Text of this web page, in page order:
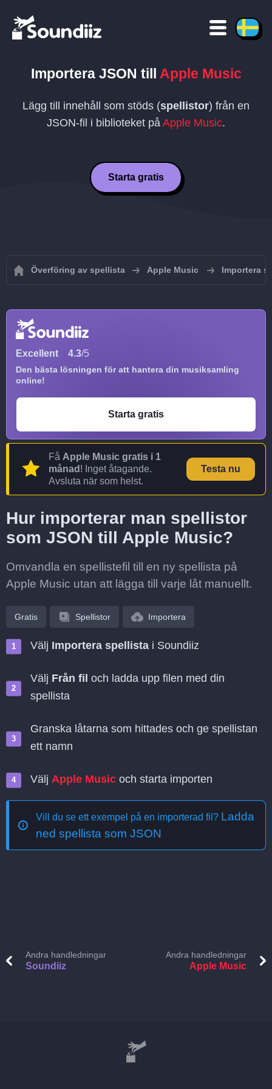
Importera JSON till Apple Music
Lägg till innehåll som stöds (spellistor) från en
JSON-fil i biblioteket på Apple Music.
Starta gratis
Överföring av spellista Apple Music Importera
Excellent 4.3/5
Den bästa lösningen för att hantera din musiksamling
online!
Starta gratis
Få Apple Music gratis i 1
månad ! Inget åtagande.
Avsluta när som helst.
Testa nu
Hur importerar man spellistor
som JSON till Apple Music?
Omvandla en spellistefil till en ny spellista på
Apple Music utan att lägga till varje låt manuellt.
Gratis Spellistor Importera
Välj Importera spellista i Soundiiz
Välj Från fil och ladda upp filen med din
spellista
Granska låtarna som hittades och ge spellistan
ett namn
Välj Apple Music och starta importen
Vill du se ett exempel på en importerad fil? Ladda
ned spellista som JSON
Andra handledningar
Soundiiz
Andra handledningar
Apple Music